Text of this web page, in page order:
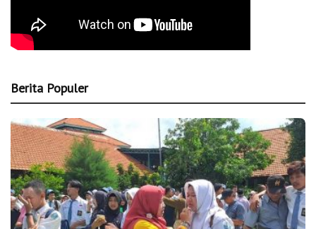
Berita Populer